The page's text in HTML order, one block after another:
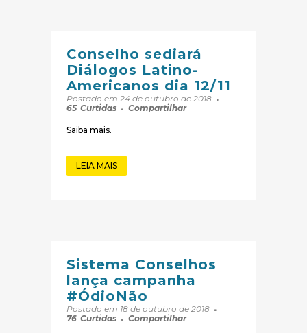
Conselho sediará
Diálogos Latino-
Americanos dia 12/11
Postado em 24 de outubro de 2018
65 Curtidas Compartilhar
Saiba mais.
LEIA MAIS
Sistema Conselhos
lança campanha
#ÓdioNão
Postado em 18 de outubro de 2018
76 Curtidas Compartilhar